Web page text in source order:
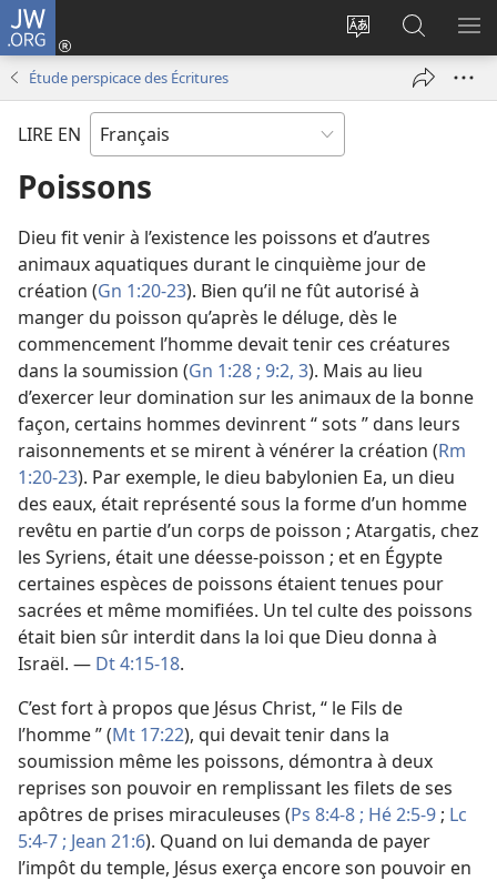
JW.ORG
Changer
langue
Se
connecter
nouvelle
sur
JW.ORG
Étude perspicace des Écritures
LIRE EN
Poissons
Dieu fit venir à l’existence les poissons et d’autres
animaux aquatiques durant le cinquième jour de
création (Gn 1:20-23). Bien qu’il ne fût autorisé à
manger du poisson qu’après le déluge, dès le
commencement l’homme devait tenir ces créatures
dans la soumission (Gn 1:28 ; 9:2, 3). Mais au lieu
d’exercer leur domination sur les animaux de la bonne
façon, certains hommes devinrent “ sots ” dans leurs
raisonnements et se mirent à vénérer la création (Rm
1:20-23). Par exemple, le dieu babylonien Ea, un dieu
des eaux, était représenté sous la forme d’un homme
revêtu en partie d’un corps de poisson ; Atargatis, chez
les Syriens, était une déesse-poisson ; et en Égypte
certaines espèces de poissons étaient tenues pour
sacrées et même momifiées. Un tel culte des poissons
était bien sûr interdit dans la loi que Dieu donna à
Israël. — Dt 4:15-18.
C’est fort à propos que Jésus Christ, “ le Fils de
l’homme ” (Mt 17:22), qui devait tenir dans la
soumission même les poissons, démontra à deux
reprises son pouvoir en remplissant les filets de ses
apôtres de prises miraculeuses (Ps 8:4-8 ; Hé 2:5-9 ; Lc
5:4-7 ; Jean 21:6). Quand on lui demanda de payer
l’impôt du temple, Jésus exerça encore son pouvoir en